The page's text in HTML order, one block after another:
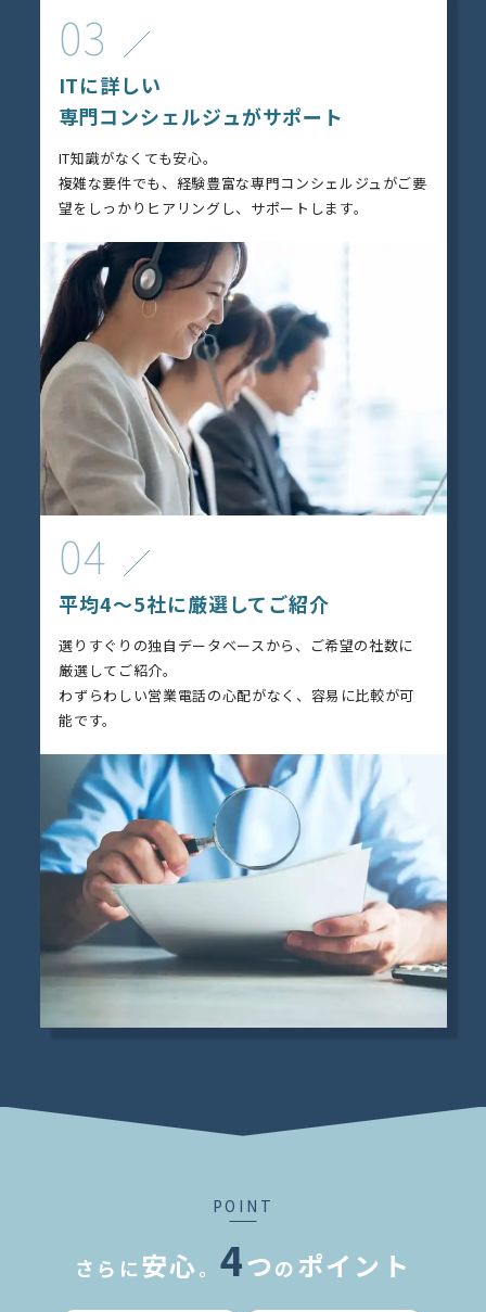
03
ITに詳しい
専門コンシェルジュがサポート
IT知識がなくても安心。
複雑な要件でも、経験豊富な専門コンシェルジュがご要
望をしっかりヒアリングし、サポートします。
04
平均4～5社に厳選してご紹介
選りすぐりの独自データベースから、ご希望の社数に
厳選してご紹介。
わずらわしい営業電話の心配がなく、容易に比較が可
能です。
POINT
さらに安心。4つの ポイント